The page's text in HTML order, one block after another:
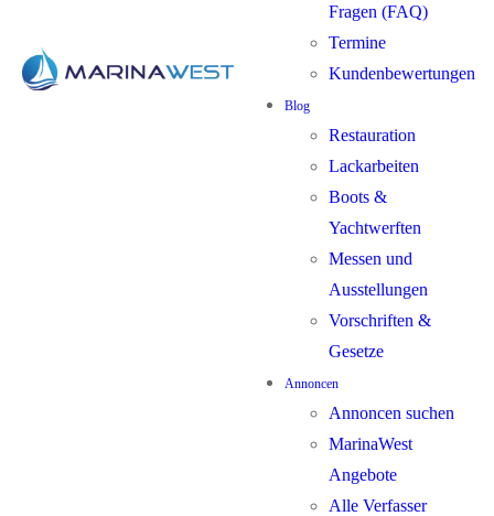
Fragen (FAQ)
Termine
Kundenbewertungen
Blog
Restauration
Lackarbeiten
Boots &
Yachtwerften
Messen und
Ausstellungen
Vorschriften &
Gesetze
Annoncen
Annoncen suchen
MarinaWest
Angebote
Alle Verfasser